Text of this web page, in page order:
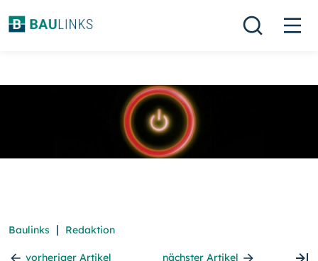
Baulinks | Redaktion
vorheriger Artikel nächster Artikel